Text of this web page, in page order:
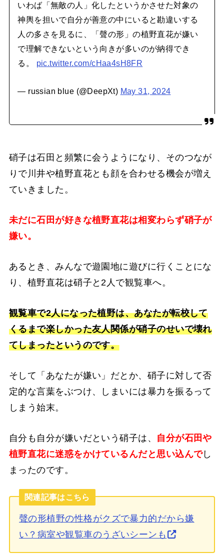
いわば「無敵の人」化したというかさせた対象の
神輿を担いで自分が善意の中にいると勘違いする
人の多さを見るに、「聲の形」の植野直花が嫌い
で理解できないという向きが多いのが納得でき
る。 pic.twitter.com/cHaa4sH8FR
— russian blue (@DeepXt) May 31, 2024
硝子は石田と頻繁に会うようになり、そのつなが
りで川井や植野直花とも顔を合わせる機会が増え
ていきました。
未だに石田が好きな植野直花は相変わらず硝子が
嫌い。
あるとき、みんなで遊園地に遊びに行くことにな
り、植野直花は硝子と2人で観覧車へ。
観覧車で2人になった植野は、あなたが転校して
くるまで楽しかった友人関係が硝子のせいで壊れ
てしまったというのです。
そして「あなたが嫌い」だとか、硝子に対して否
定的な言葉をぶつけ、しまいには暴力を振るって
しまう始末。
自分も自分が嫌いだという硝子は、 自分が石田や
植野直花に迷惑をかけているんだと思い込んでし
まったのです。
関連記事はこちら
聲の形植野の性格がクズで暴力的だから嫌
い？病室や観覧車のうざいシーンも